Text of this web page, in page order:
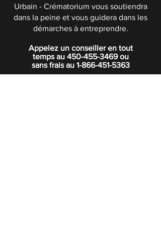
Urbain - Crématorium vous soutiendra
dans la peine et vous guidera dans les
démarches à entreprendre.
Appelez un conseiller en tout
temps au 450-455-3469ou
sans frais au 1-866-451-5363